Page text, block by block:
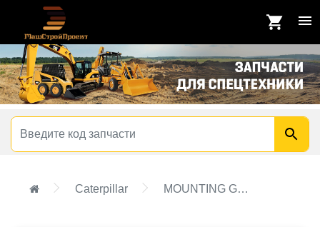
Caterpillar MOUNTING GP-ENGINE